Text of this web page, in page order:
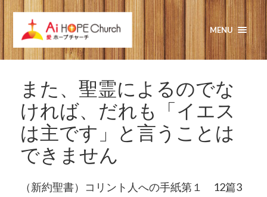
MENU
また、聖霊によるのでな
ければ、だれも「イエス
は主です」と言うことは
できません
（新約聖書）コリント人への手紙第１ 12篇3